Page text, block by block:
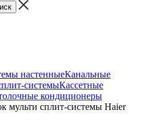
настенныеКанальные
системыКассетные
кондиционеры
мульти сплит-системы Haier